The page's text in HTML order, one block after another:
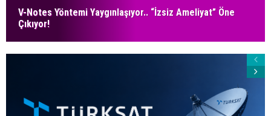
V-Notes Yöntemi Yaygınlaşıyor.. “İzsiz Ameliyat” Öne
Çıkıyor!